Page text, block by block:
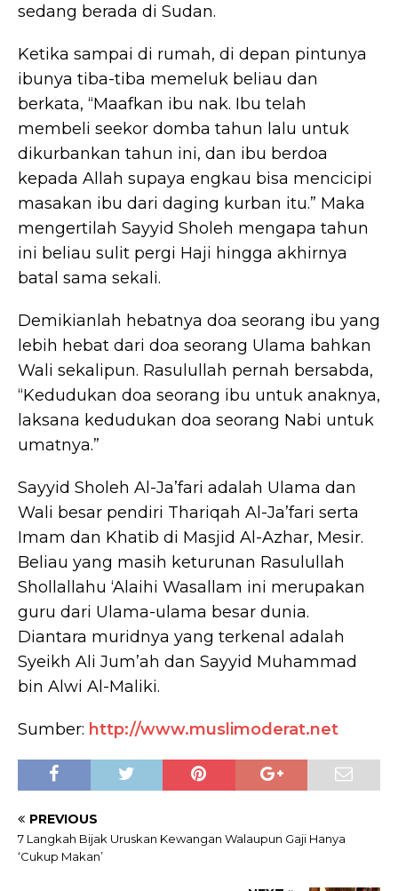
sedang berada di Sudan.
Ketika sampai di rumah, di depan pintunya
ibunya tiba-tiba memeluk beliau dan
berkata, “Maafkan ibu nak. Ibu telah
membeli seekor domba tahun lalu untuk
dikurbankan tahun ini, dan ibu berdoa
kepada Allah supaya engkau bisa mencicipi
masakan ibu dari daging kurban itu.” Maka
mengertilah Sayyid Sholeh mengapa tahun
ini beliau sulit pergi Haji hingga akhirnya
batal sama sekali.
Demikianlah hebatnya doa seorang ibu yang
lebih hebat dari doa seorang Ulama bahkan
Wali sekalipun. Rasulullah pernah bersabda,
“Kedudukan doa seorang ibu untuk anaknya,
laksana kedudukan doa seorang Nabi untuk
umatnya.”
Sayyid Sholeh Al-Ja’fari adalah Ulama dan
Wali besar pendiri Thariqah Al-Ja’fari serta
Imam dan Khatib di Masjid Al-Azhar, Mesir.
Beliau yang masih keturunan Rasulullah
Shollallahu ‘Alaihi Wasallam ini merupakan
guru dari Ulama-ulama besar dunia.
Diantara muridnya yang terkenal adalah
Syeikh Ali Jum’ah dan Sayyid Muhammad
bin Alwi Al-Maliki.
Sumber: http://www.muslimoderat.net
PREVIOUS
7 Langkah Bijak Uruskan Kewangan Walaupun Gaji Hanya
‘Cukup Makan’